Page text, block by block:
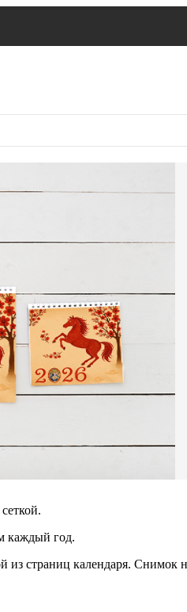
каждый год.
страниц календаря.